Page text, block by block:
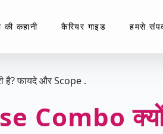
कहानी कैरियर गाइड हमसे
फायदे और Scope .
Combo क्यों